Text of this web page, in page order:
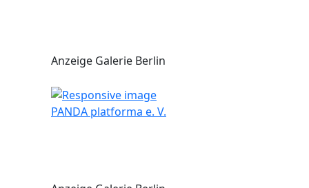
Anzeige Galerie Berlin
PANDA platforma e. V.